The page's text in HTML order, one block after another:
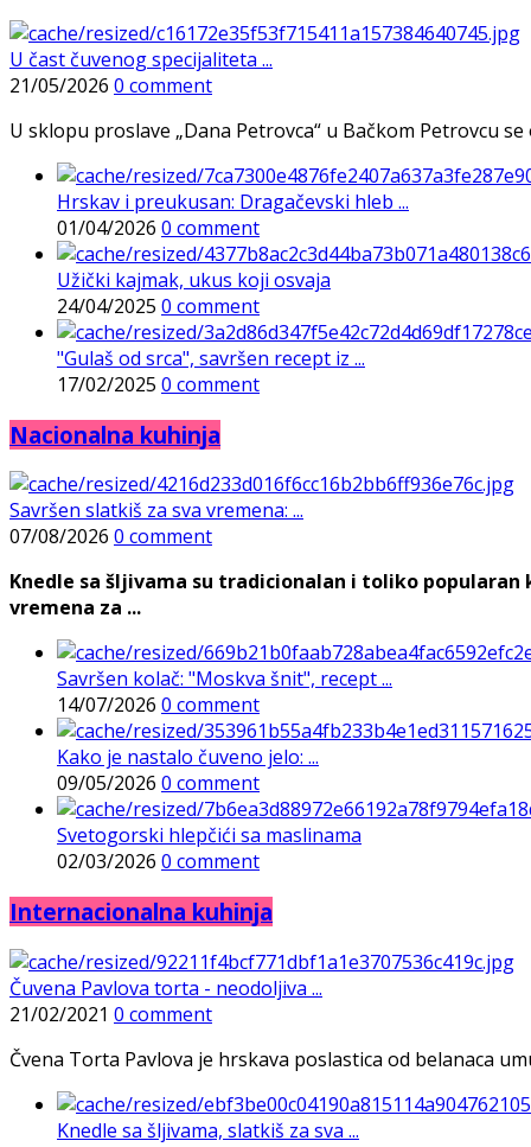
U čast čuvenog specijaliteta ...
21/05/2026 0 comment
U sklopu proslave „Dana Petrovca“ u Bačkom Petrovcu
Hrskav i preukusan: Dragačevski hleb ...
01/04/2026 0 comment
Užički kajmak, ukus koji osvaja
24/04/2025 0 comment
"Gulaš od srca", savršen recept iz ...
17/02/2025 0 comment
Nacionalna kuhinja
Savršen slatkiš za sva vremena: ...
07/08/2026 0 comment
Knedle sa šljivama su tradicionalan i toliko
vremena za ...
Savršen kolač: "Moskva šnit", recept ...
14/07/2026 0 comment
Kako je nastalo čuveno jelo: ...
09/05/2026 0 comment
Svetogorski hlepčići sa maslinama
02/03/2026 0 comment
Internacionalna kuhinja
Čuvena Pavlova torta - neodoljiva ...
21/02/2021 0 comment
Čvena Torta Pavlova je hrskava poslastica od belanaca
Knedle sa šljivama, slatkiš za sva ...